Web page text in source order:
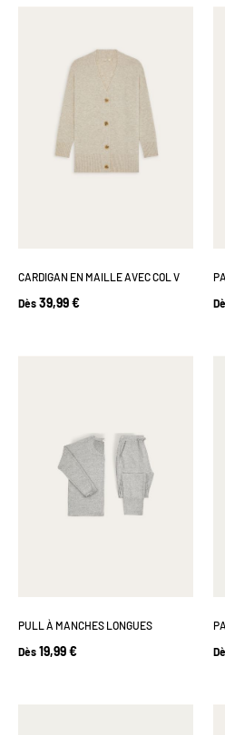
CARDIGAN EN MAILLE AVEC COL V
Dès 39,99 €
PULL À MANCHES LONGUES
Dès 19,99 €